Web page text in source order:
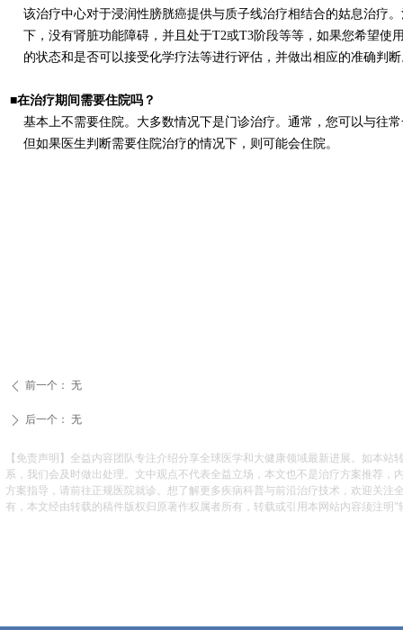
该治疗中心对于浸润性膀胱癌提供与质子线治疗相结合的姑息治疗
下 ，没有肾脏功能障碍 ，并且处于T2或T3阶段等等，如果您希望使
的状态和是否可以接受化学疗法等进行评估 ，并做出相 应的准确判
■在治疗期 间 需要住院吗 ？
基本上不需要住院。 大多数情况下是门诊治疗。通常，您可以与往
但如果医生判断需要住院治疗的情况下 ， 则可能会住院。
ꄴ 前一个： 无
ꄲ 后一个： 无
【免责声明】全益内容团队专注介绍分享全球医学和大健康领域最新进展。如本
系，我们会及时做出处理。文中观点不代表全益立场，本文也不是治疗方案推荐
方案指导，请前往正规医院就诊。想了解更多疾病科普与前沿治疗技术，欢迎关
有，本文经由转载的稿件版权归原著作权属者所有，转载或引用本网站内容须注